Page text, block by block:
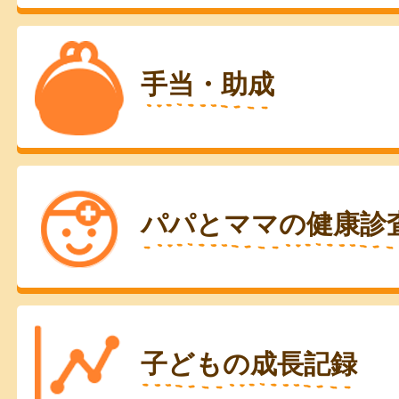
手当・助成
パパとママの健康診
子どもの成長記録